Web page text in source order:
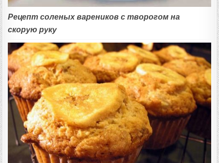
Рецепт соленых вареников с творогом на
скорую руку